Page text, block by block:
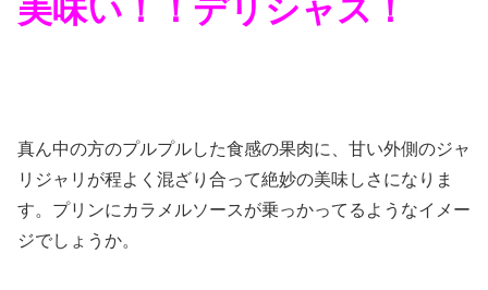
美味い！！デリシャス！
真ん中の方のプルプルした食感の果肉に、甘い外側のジャ
リジャリが程よく混ざり合って絶妙の美味しさになりま
す。プリンにカラメルソースが乗っかってるようなイメー
ジでしょうか。